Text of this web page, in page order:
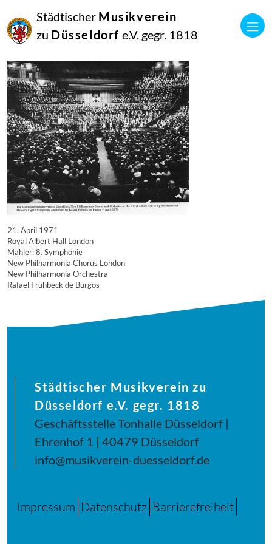
Städtischer Musikverein
zu Düsseldorf e.V. gegr. 1818
September
2014
Manfred Hill
21. April 1971
Royal Albert Hall London
Mahler: 8. Symphonie
New Philharmonia Chorus London
New Philharmonia Orchestra
Rafael Frühbeck de Burgos
Städtischer Musikverein zu
Düsseldorf e.V. gegr. 1818
Geschäftsstelle Tonhalle Düsseldorf |
Ehrenhof 1 | 40479 Düsseldorf
info@musikverein-duesseldorf.de
Impressum Datenschutz Barrierefreiheit